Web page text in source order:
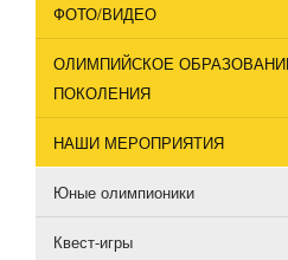
ФОТО/ВИДЕО
ОЛИМПИЙСКОЕ
ПОКОЛЕНИЯ
НАШИ МЕРОПРИЯТИЯ
Юные олимпионики
Квест-игры